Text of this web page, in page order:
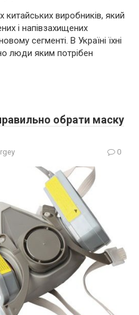
китайських виробників, який
і напівзахищених
сегменті. В Україні їхні
люди яким потрібен
обрати маску
0